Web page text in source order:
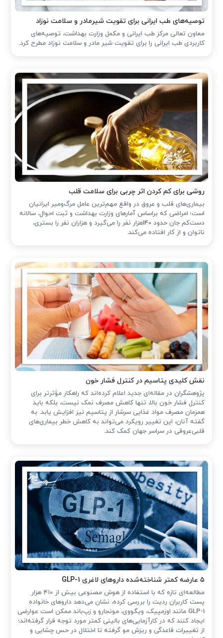
توصیه‌های طب ایرانی برای تقویت شیرمادر و سلامت نوزاد
معاون تعالی مرکز طب ایرانی و مکمل وزارت بهداشت، توصیه‌های
کاربردی طب ایرانی را برای تقویت شیر مادر و سلامت نوزاد مطرح کرد.
روشی برای کم کردن اثر چربی برای سلامت قلب
بیماری‌های قلب و عروق در واقع مهم‌ترین عامل مرگ‌ومیر ایرانیان
است؛ امراضی که براساس آمارهای وزارت بهداشت و ثبت احوال، سالانه
دست‌کم جان حدود 140هزار نفر را می‌گیرد و هزاران نفر را بستری،
ناتوان و از کار افتاده می‌کند.
نقش کلیدی پتاسیم در کنترل فشار خون
پژوهشگران در مقاله‌ای جدید اعلام کرده‌اند که راهکار مؤثرتر برای
کنترل فشار خون بالا، تنها کاهش مصرف نمک نیست، بلکه باید
همزمان مصرف مواد غذایی سرشار از پتاسیم نیز افزایش یابد. به
گفته آنان، این تغییر رویکرد می‌تواند به کاهش خطر بیماری‌های
قلبی‌عروقی در سراسر جهان کمک کند.
۵ عارضه کمتر شناخته‌شده داروهای لاغری GLP-1
مطالعه‌ای تازه که با استفاده از هوش مصنوعی بیش از ۴۱۰ هزار
پست کاربران ردیت را بررسی کرده، نشان می‌دهد داروهای خانواده
GLP-1 مانند اوزمپیک، ویگووی، مونجارو و زپ‌باند ممکن است عوارضی
ایجاد کنند که در کارآزمایی‌های بالینی کمتر مورد توجه قرار گرفته‌اند؛
از تغییرات قاعدگی و ریزش مو گرفته تا اختلال در حس چشایی و